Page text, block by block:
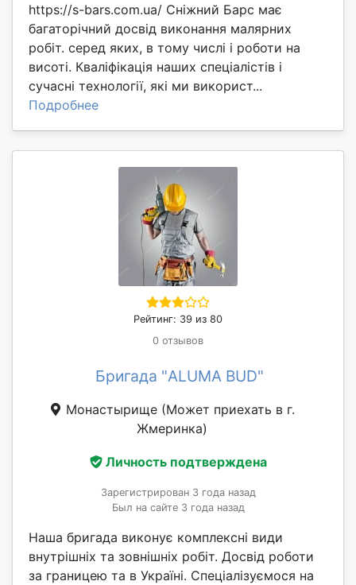
https://s-bars.com.ua/ Сніжний Барс має
багаторічний досвід виконання малярних
робіт. серед яких, в тому числі і роботи на
висоті. Кваліфікація наших спеціалістів і
сучасні технології, які ми використ...
Подробнее
Рейтинг: 39 из 80
0 отзывов
Бригада "ALUMA BUD"
Монастырище (Может приехать в г.
Жмеринка)
Личность подтверждена
Зарегистрирован 3 года назад
Был на сайте 3 года назад
Наша бригада виконує комплексні види
внутрішніх та зовнішніх робіт. Досвід роботи
за границею та в Україні. Спеціалізуємося на